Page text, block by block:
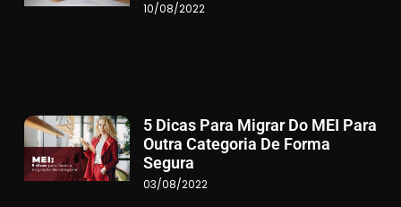
10/08/2022
5 Dicas Para Migrar Do MEI Para
Outra Categoria De Forma
Segura
03/08/2022